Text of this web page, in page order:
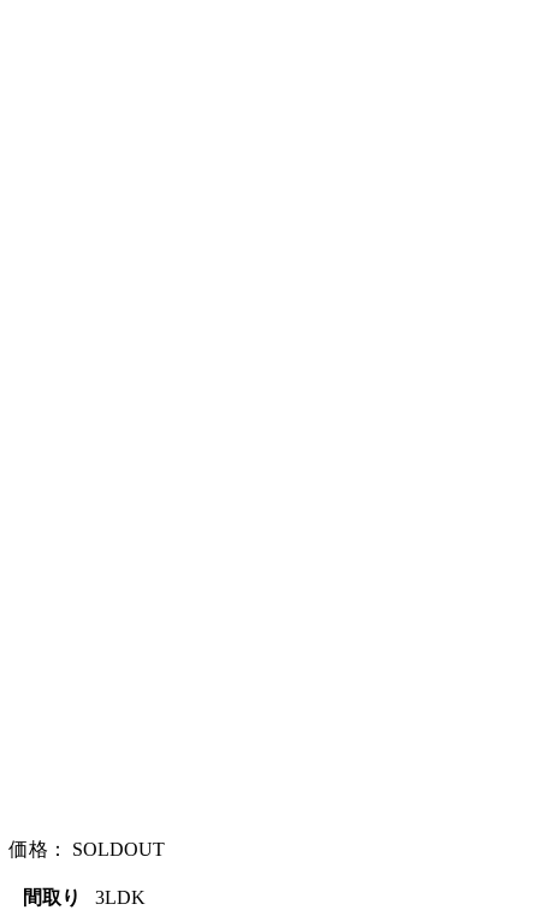
価格： SOLDOUT
間取り
3LDK